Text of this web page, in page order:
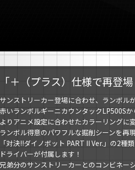
「＋（プラス）仕様で再登場
サンストリーカー登場に合わせ、ランボル
赤いランボルギーニカウンタックLP500S
よりアニメ設定に合わせたカラーリングに
ランボル得意のパワフルな掘削シーンを再
「対決!!ダイノボット PART II Ver.」の2種
ドライバーが付属します！
兄弟分のサンストリーカーとのコンビネー